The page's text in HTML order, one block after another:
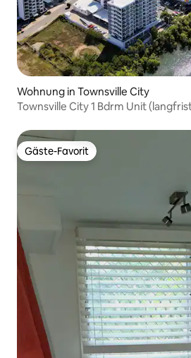
Wohnung in Townsville City
Townsville City 1 Bdrm Unit
Gäste-Favorit
Gäste-Favorit